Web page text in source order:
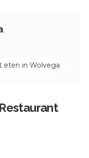
eten in Wolvega
Restaurant